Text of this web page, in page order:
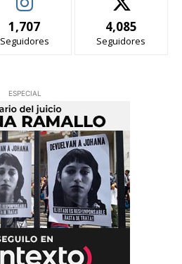
1,707
Seguidores
4,085
Seguidores
ESPECIAL